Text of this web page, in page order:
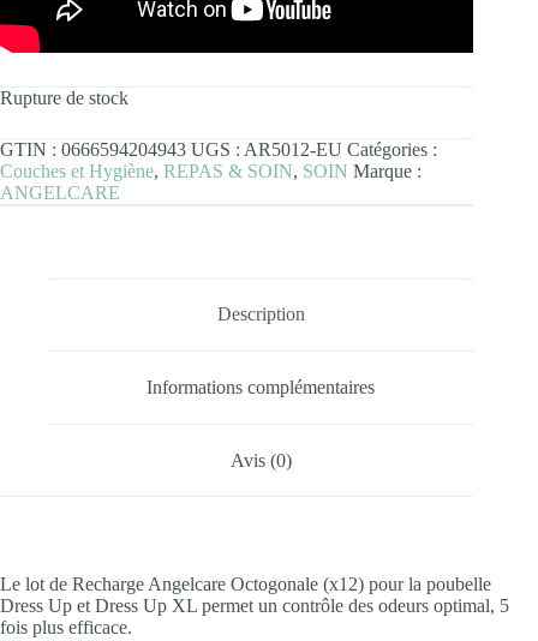
Rupture de stock
GTIN : 0666594204943 UGS : AR5012-EU Catégories :
Couches et Hygiène, REPAS & SOIN, SOIN Marque :
ANGELCARE
Description
Informations complémentaires
Avis (0)
Le lot de Recharge Angelcare Octogonale (x12) pour la poubelle
Dress Up et Dress Up XL permet un contrôle des odeurs optimal, 5
fois plus efficace.